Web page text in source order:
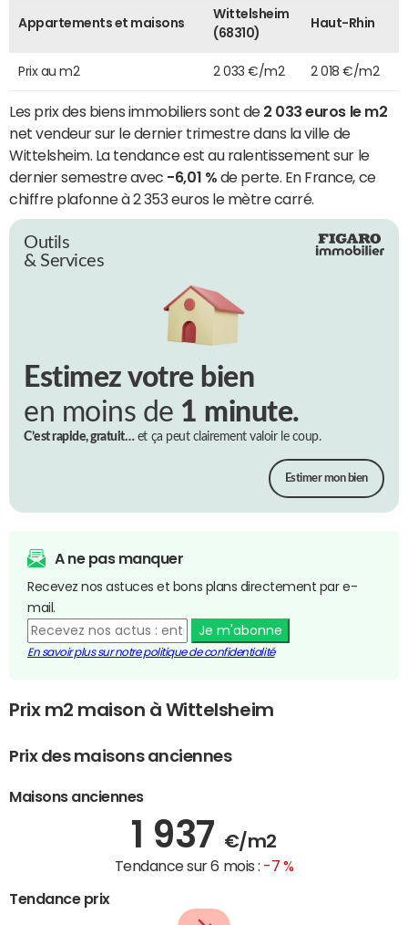
Appartements et maisons
Wittelsheim
(68310)
Haut-Rhin
Prix au m2 2 033 €/m2 2 018 €/m2
Les prix des biens immobiliers sont de 2 033 euros le m2
net vendeur sur le dernier trimestre dans la ville de
Wittelsheim. La tendance est au ralentissement sur le
dernier semestre avec -6,01 % de perte. En France, ce
chiffre plafonne à 2 353 euros le mètre carré.
Outils
& Services
Estimez votre bien
en moins de 1 minute.
C’est rapide, gratuit…et ça peut clairement valoir le coup.
Estimer mon bien
A ne pas manquer
Recevez nos astuces et bons plans directement par e-
mail.
Je m'abonne
En savoir plus sur notre politique de confidentialité
Prix m2 maison à Wittelsheim
Prix des maisons anciennes
Maisons anciennes
1 937 €/m2
Tendance sur 6 mois : -7 %
Tendance prix